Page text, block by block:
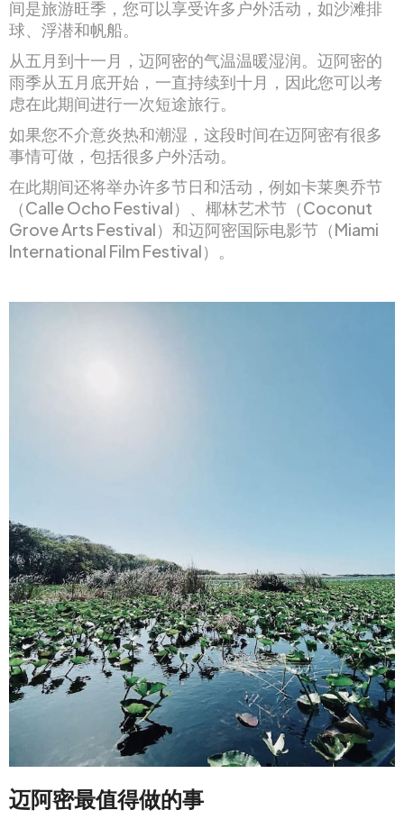
间是旅游旺季，您可以享受许多户外活动，如沙滩排
球、浮潜和帆船。
从五月到十一月，迈阿密的气温温暖湿润。迈阿密的
雨季从五月底开始，一直持续到十月，因此您可以考
虑在此期间进行一次短途旅行。
如果您不介意炎热和潮湿，这段时间在迈阿密有很多
事情可做，包括很多户外活动。
在此期间还将举办许多节日和活动，例如卡莱奥乔节
（Calle Ocho Festival）、椰林艺术节（Coconut
Grove Arts Festival）和迈阿密国际电影节（Miami
International Film Festival）。
迈阿密最值得做的事